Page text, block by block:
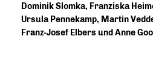
Dominik Slomka, Franziska
Ursula Pennekamp, Martin
Franz-Josef Elbers und Anne